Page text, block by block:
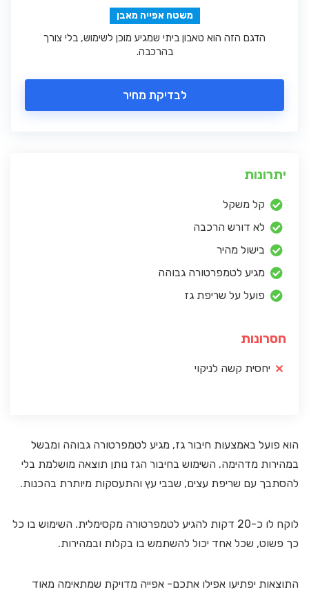
משטח אפייה מאבן
הדגם הזה הוא טאבון ביתי שמגיע מוכן לשימוש, בלי צורך
בהרכבה.
לבדיקת מחיר
יתרונות
קל משקל
לא דורש הרכבה
בישול מהיר
מגיע לטמפרטורה גבוהה
פועל על שריפת גז
חסרונות
יחסית קשה לניקוי
הוא פועל באמצעות חיבור גז, מגיע לטמפרטורה גבוהה ומבשל
במהירות מדהימה. השימוש בחיבור הגז נותן תוצאה מושלמת בלי
להסתבך עם שריפת עצים, שבבי עץ והתעסקות מיותרת בהכנות.
לוקח לו כ-20 דקות להגיע לטמפרטורה מקסימלית. השימוש בו כל
כך פשוט, שכל אחד יכול להשתמש בו בקלות ובמהירות.
התוצאות יפתיעו אפילו אתכם- אפייה מדויקת שמתאימה מאוד